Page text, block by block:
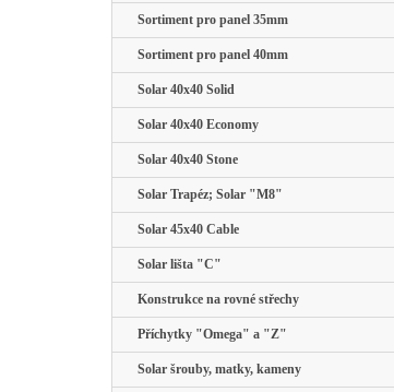
Sortiment pro panel 35mm
Sortiment pro panel 40mm
Solar 40x40 Solid
Solar 40x40 Economy
Solar 40x40 Stone
Solar Trapéz; Solar "M8"
Solar 45x40 Cable
Solar lišta "C"
Konstrukce na rovné střechy
Příchytky "Omega" a "Z"
Solar šrouby, matky, kameny